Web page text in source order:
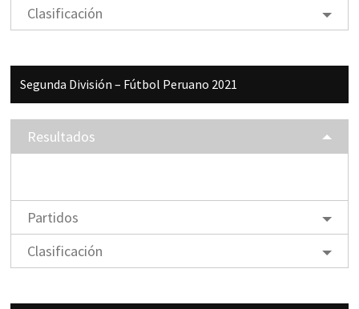
Clasificación
Segunda División – Fútbol Peruano 2021
Resultados
Partidos
Clasificación